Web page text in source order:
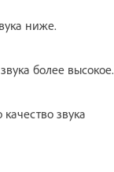
ниже.
более высокое.
звука